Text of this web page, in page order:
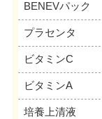
BENEVパック
プラセンタ
ビタミンC
ビタミンA
培養上清液